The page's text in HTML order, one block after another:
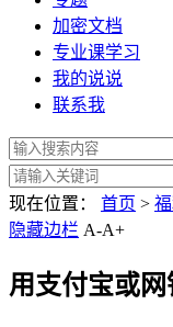
加密文档
专业课学习
我的说说
联系我
现在位置： 首页 > 福
隐藏边栏 A-A+
用支付宝或